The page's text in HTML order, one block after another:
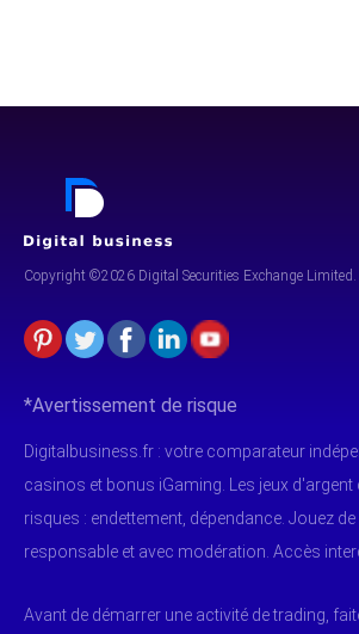
Copyright ©2026 Digital Securities Exchange
*Avertissement de risque
Digitalbusiness.fr : votre comparateur
casinos et bonus iGaming. Les jeux
risques : endettement, dépendance. Jouez
responsable et avec modération. Accès
Avant de démarrer une activité de trading,